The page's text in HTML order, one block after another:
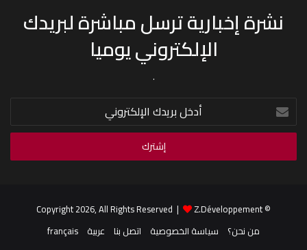
نشرة إخبارية ترسل مباشرة لبريدك
الإلكتروني يوميا
.
أدخل
بريدك
الإلكتروني
© Copyright 2026, All Rights Reserved |
Z.Développement
من نحن؟
سياسة الخصوصية اتصل بنا عربية français